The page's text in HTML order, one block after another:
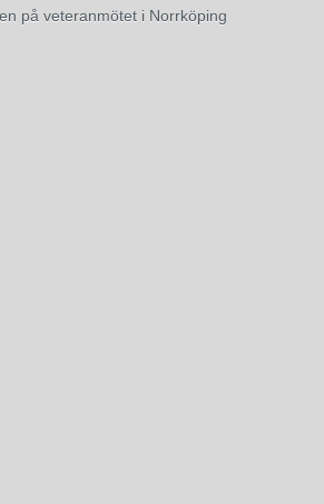
på veteranmötet i Norrköping